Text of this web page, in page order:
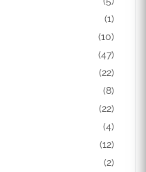
(1)
(10)
(47)
(22)
(8)
(22)
(4)
(12)
(2)